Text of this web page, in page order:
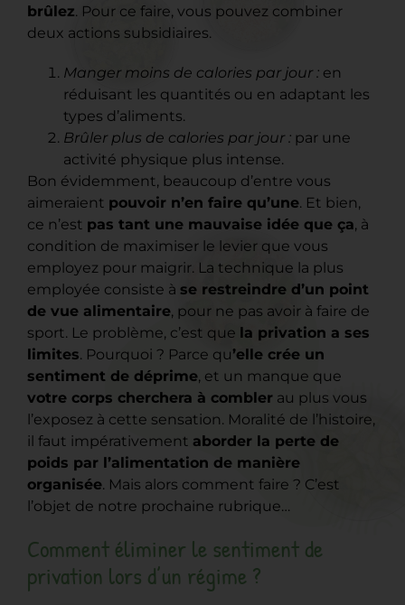
brûlez. Pour ce faire, vous pouvez combiner
deux actions subsidiaires.
Manger moins de calories par jour : en
réduisant les quantités ou en adaptant les
types d’aliments.
Brûler plus de calories par jour : par une
activité physique plus intense.
Bon évidemment, beaucoup d’entre vous
aimeraient pouvoir n’en faire qu’une. Et bien,
ce n’est pas tant une mauvaise idée que ça, à
condition de maximiser le levier que vous
employez pour maigrir. La technique la plus
employée consiste à se restreindre d’un point
de vue alimentaire, pour ne pas avoir à faire de
sport. Le problème, c’est que la privation a ses
limites. Pourquoi ? Parce qu’elle crée un
sentiment de déprime, et un manque que
votre corps cherchera à combler au plus vous
l’exposez à cette sensation. Moralité de l’histoire,
il faut impérativement aborder la perte de
poids par l’alimentation de manière
organisée. Mais alors comment faire ? C’est
l’objet de notre prochaine rubrique…
Comment éliminer le sentiment de
privation lors d’un régime ?